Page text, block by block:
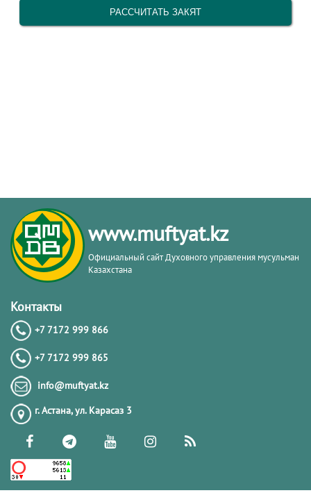
www.muftyat.kz
Официальный сайт Духовного управления мусульман
Казахстана
Контакты
+7 7172 999 866
+7 7172 999 865
info@muftyat.kz
г. Астана, ул. Карасаз 3